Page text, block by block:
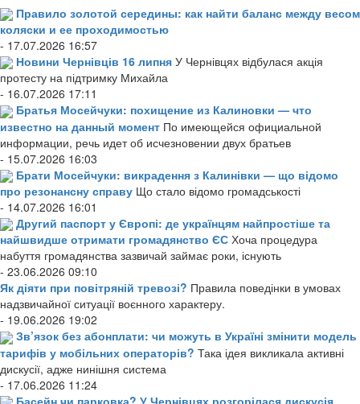
Правило золотой середины: как найти баланс между весом
коляски и ее проходимостью
- 17.07.2026 16:57
Новини Чернівців 16 липня У Чернівцях відбулася акція
протесту на підтримку Михайла
- 16.07.2026 17:11
Братья Мосейчуки: похищение из Калиновки — что
известно на данный момент По имеющейся официальной
информации, речь идет об исчезновении двух братьев
- 15.07.2026 16:03
Брати Мосейчуки: викрадення з Калинівки — що відомо
про резонансну справу Що стало відомо громадськості
- 14.07.2026 16:01
Другий паспорт у Європі: де українцям найпростіше та
найшвидше отримати громадянство ЄС Хоча процедура
набуття громадянства зазвичай займає роки, існують
- 23.06.2026 09:10
Як діяти при повітряній тревозі? Правила поведінки в умовах
надзвичайної ситуації воєнного характеру.
- 19.06.2026 19:02
Зв’язок без абонплати: чи можуть в Україні змінити модель
тарифів у мобільних операторів? Така ідея викликала активні
дискусії, адже нинішня система
- 17.06.2026 11:24
Басейн чи парковка? У Чернівцях розгорілася дискусія